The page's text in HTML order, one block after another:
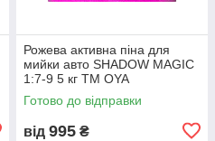
Рожева активна піна для
мийки авто SHADOW MAGIC
1:7-9 5 кг ТМ OYA
Готово до відправки
від 995 ₴